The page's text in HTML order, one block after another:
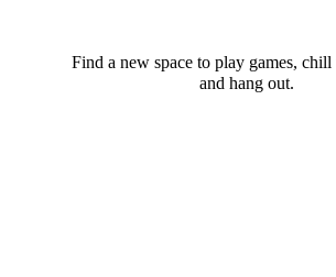
Find a new space to play games,
and hang out.